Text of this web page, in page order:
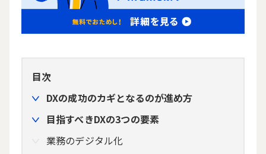
目次
DXの成功のカギとなるのが進め方
目指すべきDXの3つの要素
業務のデジタル化